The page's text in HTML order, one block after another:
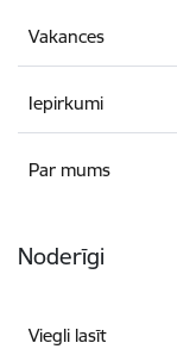
Vakances
Iepirkumi
Par mums
Noderīgi
Viegli lasīt